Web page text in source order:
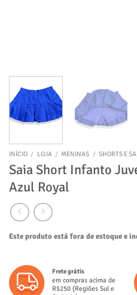
INÍCIO / LOJA / MENINAS / SHORTS E
Saia Short Infanto
Azul Royal
Este produto está fora de estoque e
Frete grátis
em compras acima de
R$250 (Regiões Sul e